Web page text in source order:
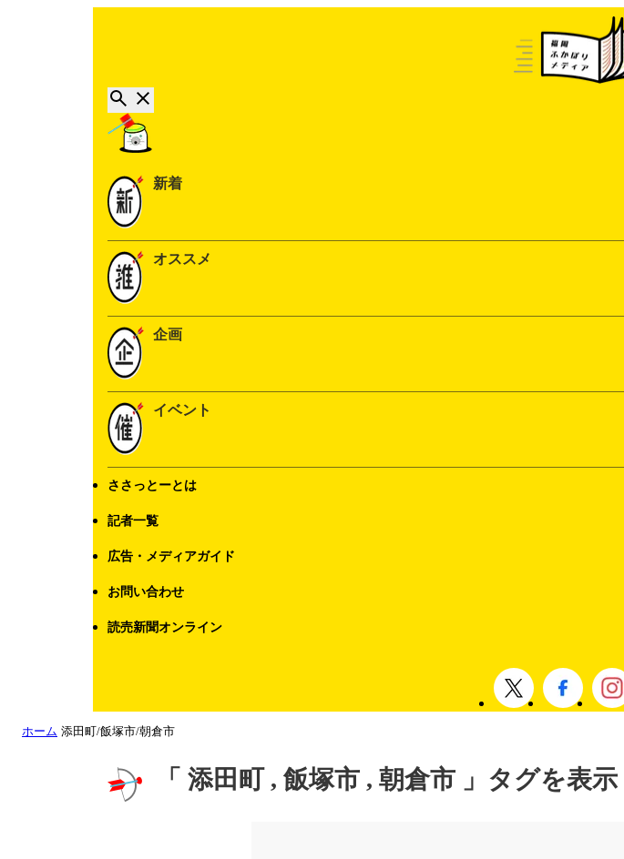
新着
オススメ
企画
イベント
ささっとーとは
記者一覧
広告・メディアガイド
お問い合わせ
読売新聞オンライン
ホーム 添田町/飯塚市/朝倉市
「 添田町 , 飯塚市 , 朝倉市 」タグを表示